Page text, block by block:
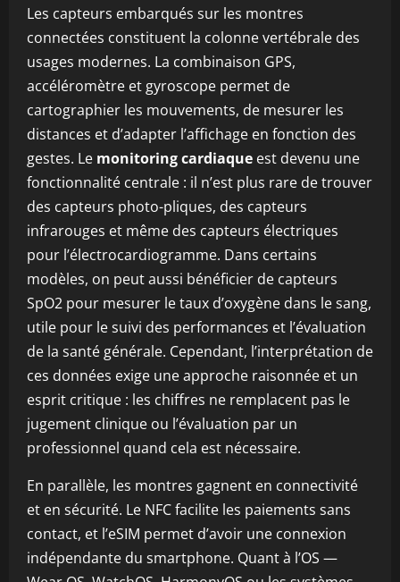
Les capteurs embarqués sur les montres
connectées constituent la colonne vertébrale des
usages modernes. La combinaison GPS,
accéléromètre et gyroscope permet de
cartographier les mouvements, de mesurer les
distances et d’adapter l’affichage en fonction des
gestes. Le monitoring cardiaque est devenu une
fonctionnalité centrale : il n’est plus rare de trouver
des capteurs photo-pliques, des capteurs
infrarouges et même des capteurs électriques
pour l’électrocardiogramme. Dans certains
modèles, on peut aussi bénéficier de capteurs
SpO2 pour mesurer le taux d’oxygène dans le sang,
utile pour le suivi des performances et l’évaluation
de la santé générale. Cependant, l’interprétation de
ces données exige une approche raisonnée et un
esprit critique : les chiffres ne remplacent pas le
jugement clinique ou l’évaluation par un
professionnel quand cela est nécessaire.
En parallèle, les montres gagnent en connectivité
et en sécurité. Le NFC facilite les paiements sans
contact, et l’eSIM permet d’avoir une connexion
indépendante du smartphone. Quant à l’OS —